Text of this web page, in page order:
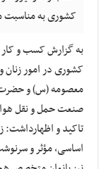
کشوری به
به گزارش کسب و کار
کشوری در امور
معصومه (س) و حضرت
صنعت حمل و نقل
تاکید و اظهارداشت:
اساسی، مؤثر و